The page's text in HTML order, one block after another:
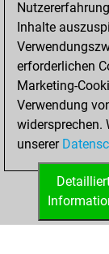
Inhalte
erforderlichen
Marketing-
Verwendung
widersprechen.
unserer